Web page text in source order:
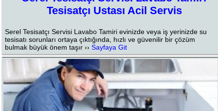
Tesisatçı Ustası Acil Servis
Serel Tesisatçı Servisi Lavabo Tamiri evinizde veya iş yerinizde su
tesisatı sorunları ortaya çıktığında, hızlı ve güvenilir bir çözüm
bulmak büyük önem taşır ››Sayfaya Git